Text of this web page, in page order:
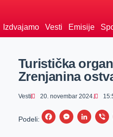
Izdvajamo Vesti Emisije
Turistička
Zrenjanina
Vesti 20. novembar 2024.
Podeli:
F
M
L